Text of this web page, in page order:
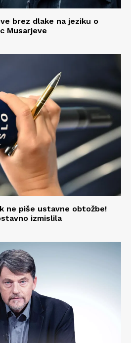
brez dlake na jeziku o
Musarjeve
ne piše ustavne obtožbe!
izmislila